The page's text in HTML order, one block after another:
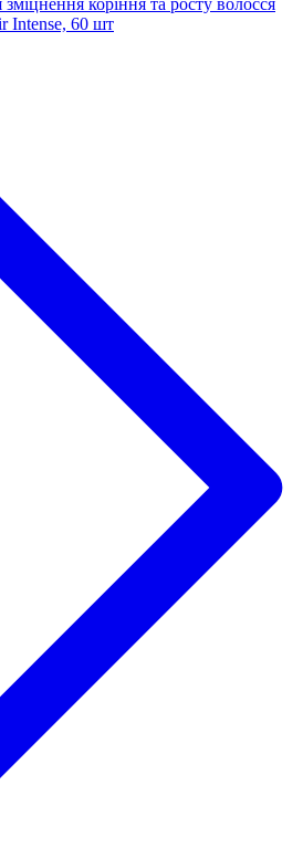
Intense, 60 шт